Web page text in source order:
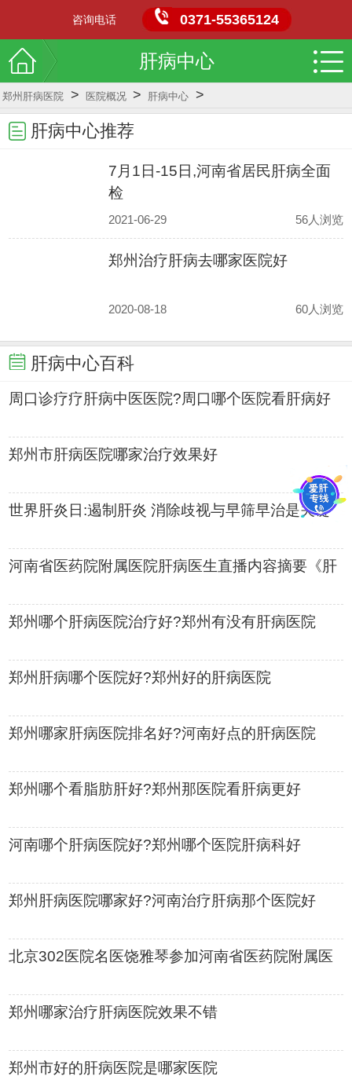
肝病中心
郑州肝病医院 > 医院概况 > 肝病中心 >
肝病中心推荐
7月1日-15日,河南省居民肝病全面
检
2021-06-29 56人浏览
郑州治疗肝病去哪家医院好
2020-08-18 60人浏览
肝病中心百科
周口诊疗疗肝病中医医院?周口哪个医院看肝病好
郑州市肝病医院哪家治疗效果好
世界肝炎日:遏制肝炎 消除歧视与早筛早治是关键
河南省医药院附属医院肝病医生直播内容摘要《肝
炎都会传染吗》
郑州哪个肝病医院治疗好?郑州有没有肝病医院
郑州肝病哪个医院好?郑州好的肝病医院
郑州哪家肝病医院排名好?河南好点的肝病医院
郑州哪个看脂肪肝好?郑州那医院看肝病更好
河南哪个肝病医院好?郑州哪个医院肝病科好
郑州肝病医院哪家好?河南治疗肝病那个医院好
北京302医院名医饶雅琴参加河南省医药院附属医
院肝病医院会诊活动
郑州哪家治疗肝病医院效果不错
郑州市好的肝病医院是哪家医院
咨询电话 0371-55365124